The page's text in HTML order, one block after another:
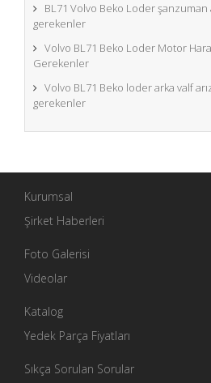
BL71 Volvo Beko Loder şanzuman
gerekenler
Volvo BL71 Beko Loder Motor
Gerekenler
Volvo BL71 Beko loder arka valf
gerekenler
Kurumsal
Şirket Haberleri
Foto Galerisi
Videolar
Katalog
Yedek Parça Fiyatları
Sıkça Sorulan Sorular